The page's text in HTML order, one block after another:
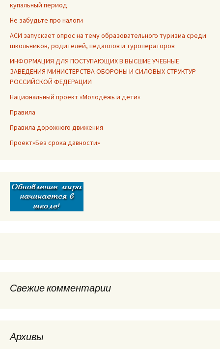
купальный период
Не забудьте про налоги
АСИ запускает опрос на тему образовательного туризма среди
школьников, родителей, педагогов и туроператоров
ИНФОРМАЦИЯ ДЛЯ ПОСТУПАЮЩИХ В ВЫСШИЕ УЧЕБНЫЕ
ЗАВЕДЕНИЯ МИНИСТЕРСТВА ОБОРОНЫ И СИЛОВЫХ СТРУКТУР
РОССИЙСКОЙ ФЕДЕРАЦИИ
Национальный проект «Молодёжь и дети»
Правила
Правила дорожного движения
Проект»Без срока давности»
Свежие комментарии
Архивы